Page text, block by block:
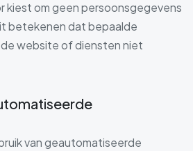
kiest om geen persoonsgegevens
betekenen dat bepaalde
website of diensten niet
van geautomatiseerde